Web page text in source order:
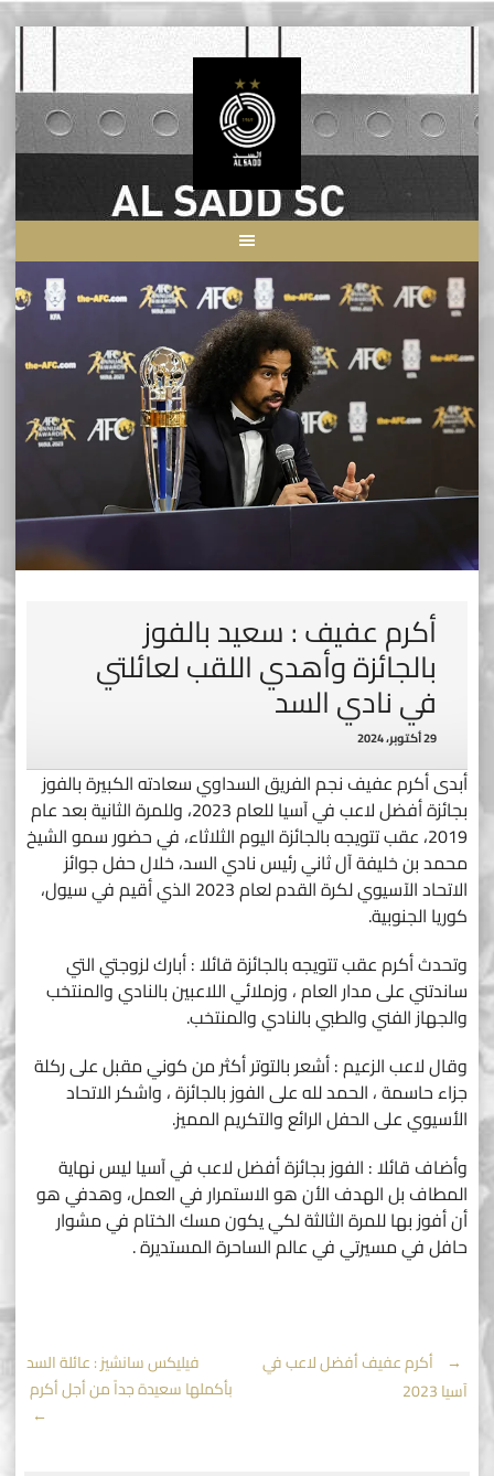
Skip
content
أكرم عفيف : سعيد بالفوز
بالجائزة وأهدي اللقب لعائلتي
في نادي السد
29 أكتوبر، 2024
أبدى أكرم عفيف نجم الفريق السداوي سعادته الكبيرة بالفوز
بجائزة أفضل لاعب في آسيا للعام 2023، وللمرة الثانية بعد عام
2019، عقب تتويجه بالجائزة اليوم الثلاثاء، في حضور سمو الشيخ
محمد بن خليفة آل ثاني رئيس نادي السد، خلال حفل جوائز
الاتحاد الآسيوي لكرة القدم لعام 2023 الذي أقيم في سيول،
كوريا الجنوبية.
وتحدث أكرم عقب تتويجه بالجائزة قائلا : أبارك لزوجتي التي
ساندتني على مدار العام ، وزملائي اللاعبين بالنادي والمنتخب
والجهاز الفني والطبي بالنادي والمنتخب.
وقال لاعب الزعيم : أشعر بالتوتر أكثر من كوني مقبل على ركلة
جزاء حاسمة ، الحمد لله على الفوز بالجائزة ، واشكر الاتحاد
الأسيوي على الحفل الرائع والتكريم المميز.
وأضاف قائلا : الفوز بجائزة أفضل لاعب في آسيا ليس نهاية
المطاف بل الهدف الأن هو الاستمرار في العمل، وهدفي هو
أن أفوز بها للمرة الثالثة لكي يكون مسك الختام في مشوار
حافل في مسيرتي في عالم الساحرة المستديرة .
Post
← أكرم عفيف أفضل لاعب في
آسيا 2023
فيليكس سانشيز : عائلة السد
بأكملها سعيدة جداً من أجل أكرم
→